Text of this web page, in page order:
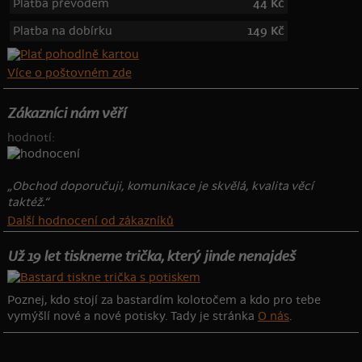
Platba převodem
44 Kč
Platba na dobírku
149 Kč
Více o poštovném zde
Zákazníci nám věří
hodnotí:
„Obchod doporučuji, komunikace je skvělá, kvalita věcí
taktéž.“
Další hodnocení od zákazníků
Už 19 let tiskneme trička, který jinde nenajdeš
Poznej, kdo stojí za bastardím kolotočem a kdo pro tebe
vymýšlí nové a nové potisky. Tady je stránka O nás.